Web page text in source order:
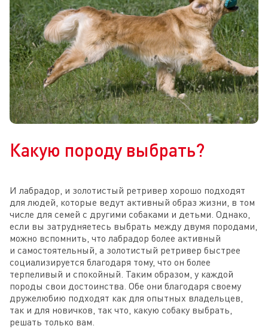
Какую породу выбрать?
И лабрадор, и золотистый ретривер хорошо подходят
для людей, которые ведут активный образ жизни, в том
числе для семей с другими собаками и детьми. Однако,
если вы затрудняетесь выбрать между двумя породами,
можно вспомнить, что лабрадор более активный
и самостоятельный, а золотистый ретривер быстрее
социализируется благодаря тому, что он более
терпеливый и спокойный. Таким образом, у каждой
породы свои достоинства. Обе они благодаря своему
дружелюбию подходят как для опытных владельцев,
так и для новичков, так что, какую собаку выбрать,
решать только вам.